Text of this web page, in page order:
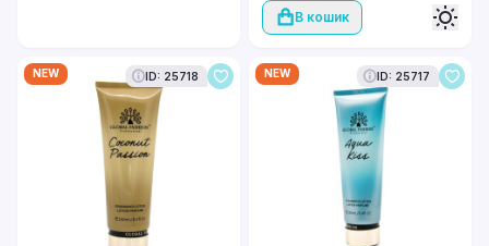
В кошик
NEW ID: 25718 NEW ID: 25717